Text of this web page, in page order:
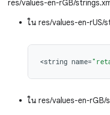
res/values-en-rGB/
ใน res/values-en-rUS/
<string name=
ใน res/values-en-rGB/